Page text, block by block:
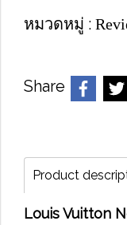
หมวดหมู่ :
Share
Product
Louis Vuitton